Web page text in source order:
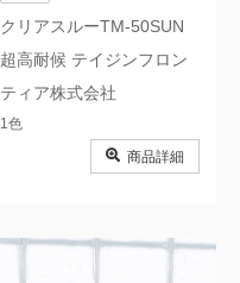
クリアスルーTM-50SUN
超高耐候 テイジンフロン
ティア株式会社
1色
商品詳細